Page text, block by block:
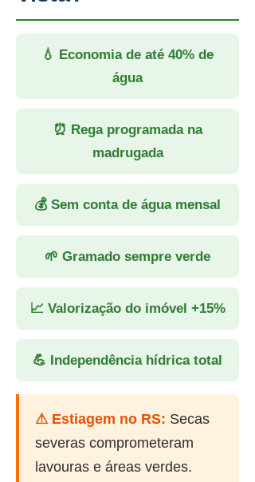
💧 Economia de até 40% de
água
⏰ Rega programada na
madrugada
💰 Sem conta de água mensal
🌱 Gramado sempre verde
📈 Valorização do imóvel +15%
💪 Independência hídrica total
⚠ Estiagem no RS: Secas
severas comprometeram
lavouras e áreas verdes.